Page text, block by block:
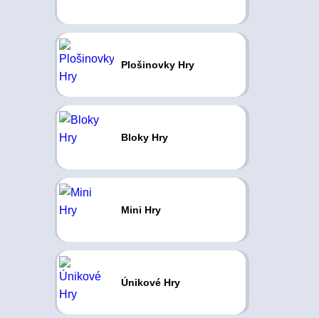
Plošinovky Hry
Bloky Hry
Mini Hry
Únikové Hry